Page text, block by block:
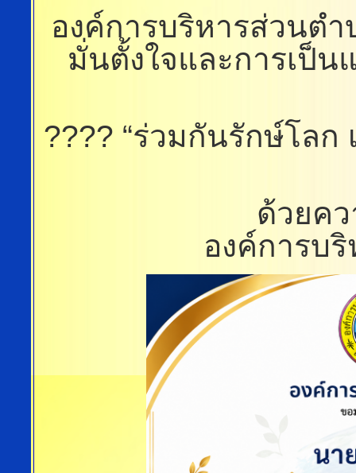
องค์การบริหารส่วนต
มั่นตั้งใจและการเป็
???? “ร่วมกันรักษ์โล
ด้วยค
องค์การบ